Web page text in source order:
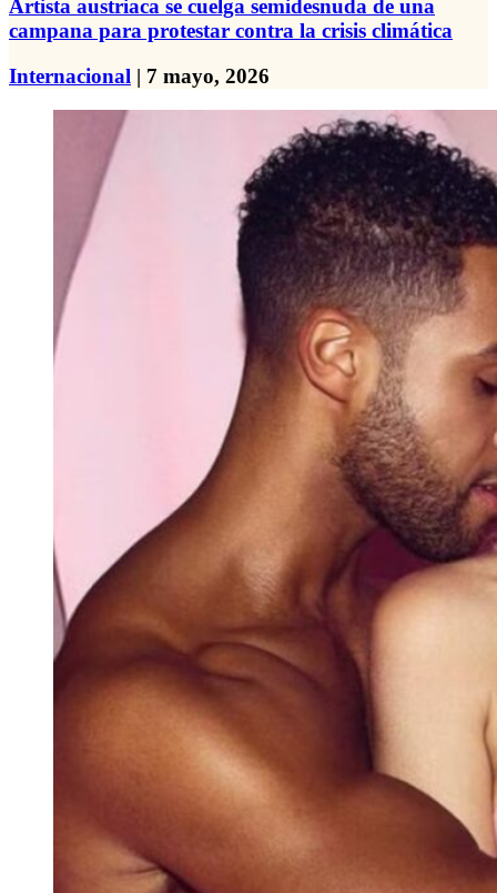
Artista austriaca se cuelga semidesnuda de una
campana para protestar contra la crisis climática
Internacional | 7 mayo, 2026